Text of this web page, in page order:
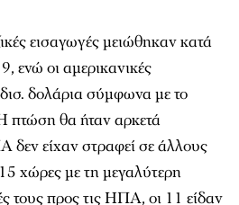
εισαγωγές μειώθηκαν κατά
ενώ οι αμερικανικές
δολάρια σύμφωνα με το
θα ήταν αρκετά
δεν είχαν στραφεί σε άλλους
χώρες με τη μεγαλύτερη
τους προς τις ΗΠΑ, οι 11 είδαν